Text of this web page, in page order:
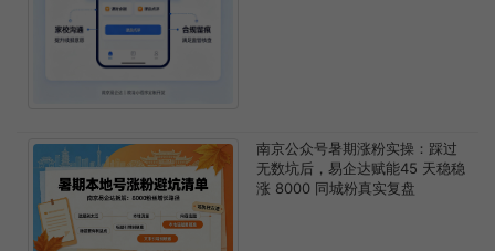
南京公众号暑期涨粉实操：踩过
无数坑后，易企达赋能45 天稳稳
涨 8000 同城粉真实复盘